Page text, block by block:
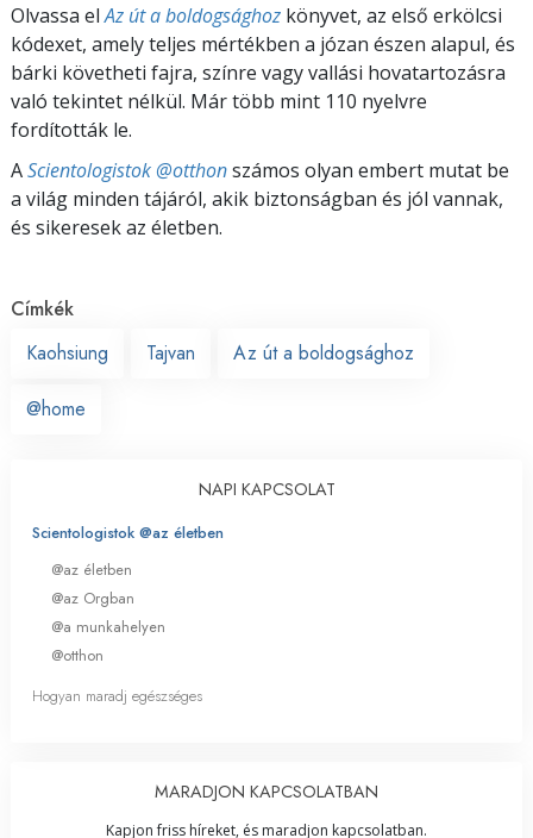
Olvassa elAz út a boldogsághoz könyvet, az első erkölcsi
kódexet, amely teljes mértékben a józan észen alapul, és
bárki követheti fajra, színre vagy vallási hovatartozásra
való tekintet nélkül. Már több mint 110 nyelvre
fordították le.
AScientologistok @otthonszámos olyan embert mutat be
a világ minden tájáról, akik biztonságban és jól vannak,
és sikeresek az életben.
Címkék
Kaohsiung
Tajvan Az út a boldogsághoz
@home
NAPI KAPCSOLAT
Scientologistok @az életben
@az életben
@az Orgban
@a munkahelyen
@otthon
Hogyan maradj egészséges
MARADJON KAPCSOLATBAN
Kapjon friss híreket, és maradjon kapcsolatban.